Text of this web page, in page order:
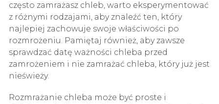
często zamrażasz chleb, warto eksperymentować
z różnymi rodzajami, aby znaleźć ten, który
najlepiej zachowuje swoje właściwości po
rozmrożeniu. Pamiętaj również, aby zawsze
sprawdzać datę ważności chleba przed
zamrożeniem i nie zamrażać chleba, który już jest
nieświeży.
Rozmrażanie chleba może być proste i